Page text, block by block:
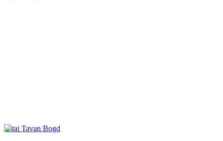
Altai Tavan Bogd